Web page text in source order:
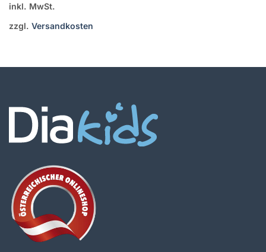
inkl. MwSt.
zzgl. Versandkosten